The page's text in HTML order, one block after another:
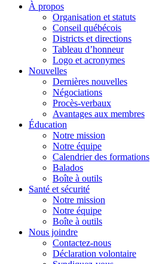
À propos
Organisation et statuts
Conseil québécois
Districts et directions
Tableau d’honneur
Logo et acronymes
Nouvelles
Dernières nouvelles
Négociations
Procès-verbaux
Avantages aux membres
Éducation
Notre mission
Notre équipe
Calendrier des formations
Balados
Boîte à outils
Santé et sécurité
Notre mission
Notre équipe
Boîte à outils
Nous joindre
Contactez-nous
Déclaration volontaire